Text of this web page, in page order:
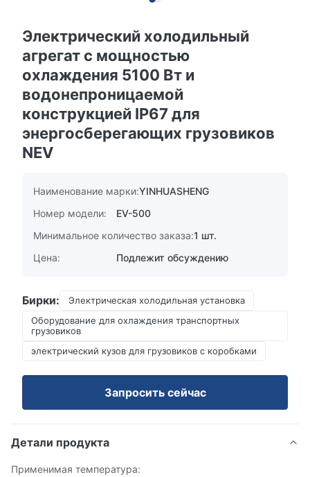
Электрический холодильный
агрегат с мощностью
охлаждения 5100 Вт и
водонепроницаемой
конструкцией IP67 для
энергосберегающих грузовиков
NEV
Наименование марки:YINHUASHENG
Номер модели:
EV-500
Минимальное количество заказа:1 шт.
Цена:
Подлежит обсуждению
Бирки:
Электрическая холодильная установка
Оборудование для охлаждения транспортных
грузовиков
электрический кузов для грузовиков с коробками
Запросить сейчас
Детали продукта
Применимая температура: